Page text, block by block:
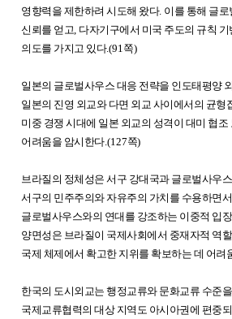
영향력을 제한하려 시도해 왔다. 이를 통해 글
신뢰를 얻고, 다자기구에서 미국 주도의 규칙
의도를 가지고 있다.(91쪽)
일본의 글로벌사우스 대응 전략을 인도태평양
일본의 진영 외교와 다면 외교 사이에서의 균형
미중 경쟁 시대에 일본 외교의 성격이 대미 협조
어려움을 암시한다.(127쪽)
브라질의 정체성은 서구 강대국과 글로벌사우
서구의 민주주의와 자유주의 가치를 수용하면
글로벌사우스와의 연대를 강조하는 이중적 입
양면성은 브라질이 국제사회에서 중재자적 역
국제 체제에서 확고한 지위를 확보하는 데 어려
한국의 도시외교는 행정교류와 문화교류 수준
국제교류협력의 대상 지역도 아시아권에 편중